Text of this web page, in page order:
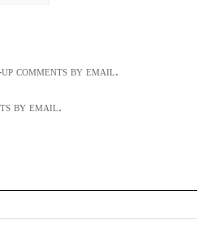
comments by email.
by email.